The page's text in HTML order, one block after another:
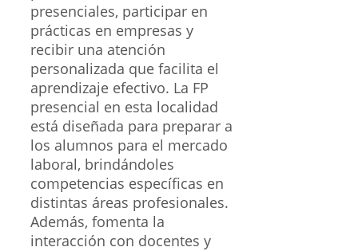
presenciales, participar en
prácticas en empresas y
recibir una atención
personalizada que facilita el
aprendizaje efectivo. La FP
presencial en esta localidad
está diseñada para preparar a
los alumnos para el mercado
laboral, brindándoles
competencias específicas en
distintas áreas profesionales.
Además, fomenta la
interacción con docentes y